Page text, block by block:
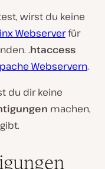
wirst du keine
Webserverfür
.htaccess
Webservern.
du dir keine
machen,
gibt.